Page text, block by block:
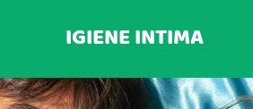
IGIENE INTIMA